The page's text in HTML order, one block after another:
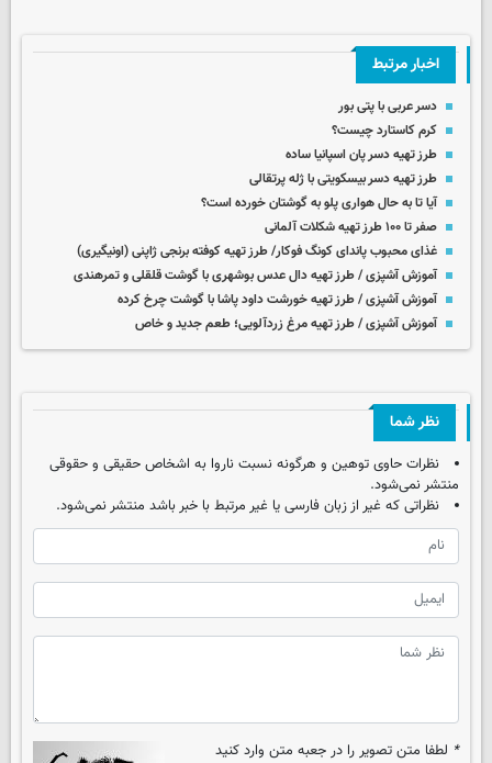
اخبار مرتبط
دسر عربی با پتی بور
کرم کاستارد چیست؟
طرز تهیه دسر پان اسپانیا ساده
طرز تهیه دسر بیسکویتی با ژله پرتقالی
آیا تا به حال هواری پلو به گوشتان خورده است؟
صفر تا ۱۰۰ طرز تهیه شکلات آلمانی
غذای محبوب پاندای کونگ فوکار/ طرز تهیه کوفته برنجی ژاپنی (اونیگیری)
آموزش آشپزی / طرز تهیه دال عدس بوشهری با گوشت قلقلی و تمرهندی
آموزش آشپزی / طرز تهیه خورشت داود پاشا با گوشت چرخ کرده
آموزش آشپزی / طرز تهیه مرغ زردآلویی؛ طعم جدید و خاص
نظر شما
نظرات حاوی توهین و هرگونه نسبت ناروا به اشخاص حقیقی و حقوقی
منتشر نمی‌شود.
نظراتی که غیر از زبان فارسی یا غیر مرتبط با خبر باشد منتشر نمی‌شود.
* لطفا متن تصویر را در جعبه متن وارد کنید